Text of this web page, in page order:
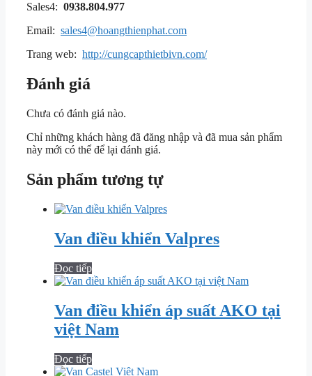
Sales4: 0938.804.977
Email: sales4@hoangthienphat.com
Trang web: http://cungcapthietbivn.com/
Đánh giá
Chưa có đánh giá nào.
Chỉ những khách hàng đã đăng nhập và đã mua sản phẩm
này mới có thể để lại đánh giá.
Sản phẩm tương tự
Van điều khiển Valpres
Đọc tiếp
Van điều khiển áp suất AKO tại
việt Nam
Đọc tiếp